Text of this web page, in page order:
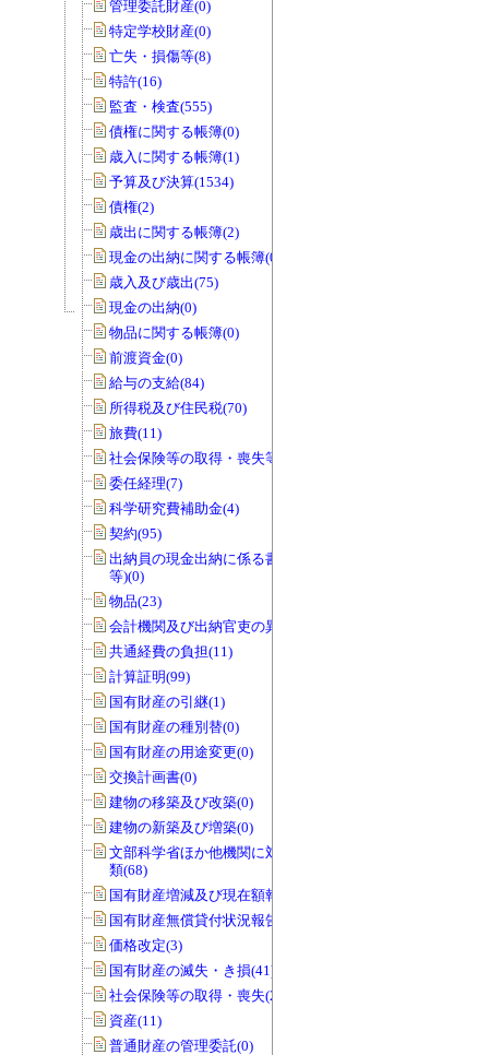
管理委託財産(0)
特定学校財産(0)
亡失・損傷等(8)
特許(16)
監査・検査(555)
債権に関する帳簿(0)
歳入に関する帳簿(1)
予算及び決算(1534)
債権(2)
歳出に関する帳簿(2)
現金の出納に関する帳簿(0)
歳入及び歳出(75)
現金の出納(0)
物品に関する帳簿(0)
前渡資金(0)
給与の支給(84)
所得税及び住民税(70)
旅費(11)
社会保険等の取得・喪失等(0)
委任経理(7)
科学研究費補助金(4)
契約(95)
出納員の現金出納に係る書類(交付伝票
等)(0)
物品(23)
会計機関及び出納官吏の異動(0)
共通経費の負担(11)
計算証明(99)
国有財産の引継(1)
国有財産の種別替(0)
国有財産の用途変更(0)
交換計画書(0)
建物の移築及び改築(0)
建物の新築及び増築(0)
文部科学省ほか他機関に対する報告書
類(68)
国有財産増減及び現在額報告書(32)
国有財産無償貸付状況報告書(0)
価格改定(3)
国有財産の滅失・き損(41)
社会保険等の取得・喪失(25)
資産(11)
普通財産の管理委託(0)